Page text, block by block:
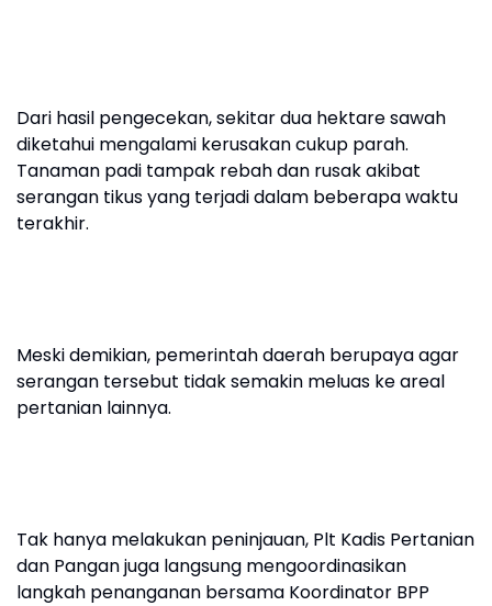
Dari hasil pengecekan, sekitar dua hektare sawah
diketahui mengalami kerusakan cukup parah.
Tanaman padi tampak rebah dan rusak akibat
serangan tikus yang terjadi dalam beberapa waktu
terakhir.
Meski demikian, pemerintah daerah berupaya agar
serangan tersebut tidak semakin meluas ke areal
pertanian lainnya.
Tak hanya melakukan peninjauan, Plt Kadis Pertanian
dan Pangan juga langsung mengoordinasikan
langkah penanganan bersama Koordinator BPP